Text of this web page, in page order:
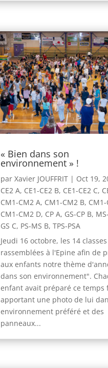
« Bien dans son
environnement » !
par Xavier JOUFFRIT| Oct 19,
CE2 A, CE1-CE2 B, CE1-CE2 C,
CM1-CM2 A, CM1-CM2 B,
CM1-CM2 D, CP A, GS-CP B,
GS C, PS-MS B, TPS-PSA
Jeudi 16 octobre, les 14
rassemblées à l'Epine afin de
aux enfants notre thème
dans son environnement".
enfant avait préparé ce temps
apportant une photo de lui
environnement préféré et des
panneaux...